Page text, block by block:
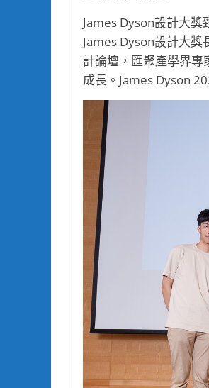
James Dyson設計大獎
James Dyson設計大
計論壇，匯聚產學界
成長。James Dyson